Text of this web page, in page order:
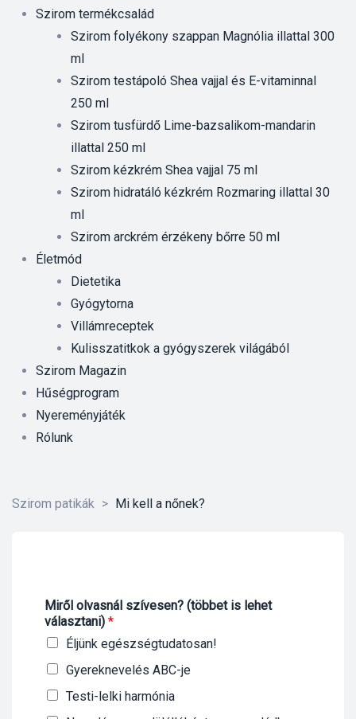
Szirom termékcsalád
Szirom folyékony szappan Magnólia illattal 300
ml
Szirom testápoló Shea vajjal és E-vitaminnal
250 ml
Szirom tusfürdő Lime-bazsalikom-mandarin
illattal 250 ml
Szirom kézkrém Shea vajjal 75 ml
Szirom hidratáló kézkrém Rozmaring illattal 30
ml
Szirom arckrém érzékeny bőrre 50 ml
Életmód
Dietetika
Gyógytorna
Villámreceptek
Kulisszatitkok a gyógyszerek világából
Szirom Magazin
Hűségprogram
Nyereményjáték
Rólunk
Szirom patikák > Mi kell a nőnek?
Miről olvasnál szívesen? (többet is lehet
választani) *
Éljünk egészségtudatosan!
Gyereknevelés ABC-je
Testi-lelki harmónia